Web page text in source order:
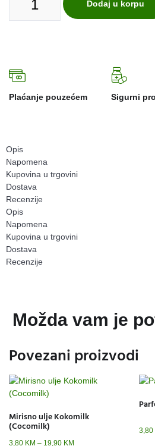
Dodaj u korpu
Plaćanje pouzećem Sigurni
Opis
Napomena
Kupovina u trgovini
Dostava
Recenzije
Opis
Napomena
Kupovina u trgovini
Dostava
Recenzije
Možda vam je
Povezani proizvodi
Mirisno ulje Kokomilk
(Cocomilk)
3,80 KM – 19,90 KM
3,80